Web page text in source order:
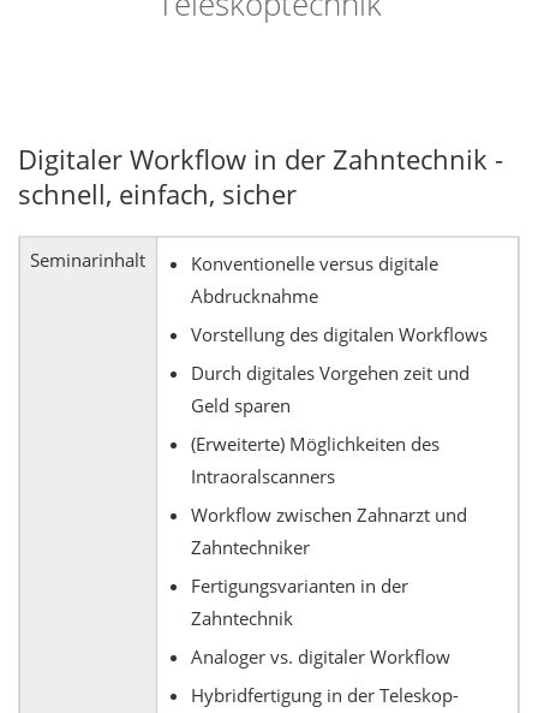
Digitaler Workflow in der Zahntechnik -
schnell, einfach, sicher
Seminarinhalt
Konventionelle versus digitale
Abdrucknahme
Vorstellung des digitalen Workflows
Durch digitales Vorgehen zeit und
Geld sparen
(Erweiterte) Möglichkeiten des
Intraoralscanners
Workflow zwischen Zahnarzt und
Zahntechniker
Fertigungsvarianten in der
Zahntechnik
Analoger vs. digitaler Workflow
Hybridfertigung in der Teleskop-